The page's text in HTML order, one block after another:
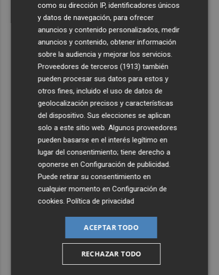
Ferran Torres, recibido con un baño de masas en su
pueblo: "Allá donde voy siempre digo que soy de Foios"
Foios se vuelca con Ferran Torres
Las '200 vidas' que llevaron a Paco Rabal de Águilas a la
cima del cine: un documental recupera la voz y la mirada
del actor
Mario Domínguez, a un paso del Excelsior Róterdam de
la Eredivisie
como su dirección IP, identificadores únicos
y datos de navegación, para ofrecer
anuncios y contenido personalizados, medir
anuncios y contenido, obtener información
sobre la audiencia y mejorar los servicios.
Proveedores de terceros (1913) también
pueden procesar sus datos para estos y
otros fines, incluido el uso de datos de
geolocalización precisos y características
del dispositivo. Sus elecciones se aplican
solo a este sitio web. Algunos proveedores
pueden basarse en el interés legítimo en
lugar del consentimiento; tiene derecho a
oponerse enConfiguración de publicidad
Puede retirar su consentimiento en
cualquier momento enConfiguración de
cookies .Política de privacidad
ACEPTAR TODO
RECHAZAR TODO